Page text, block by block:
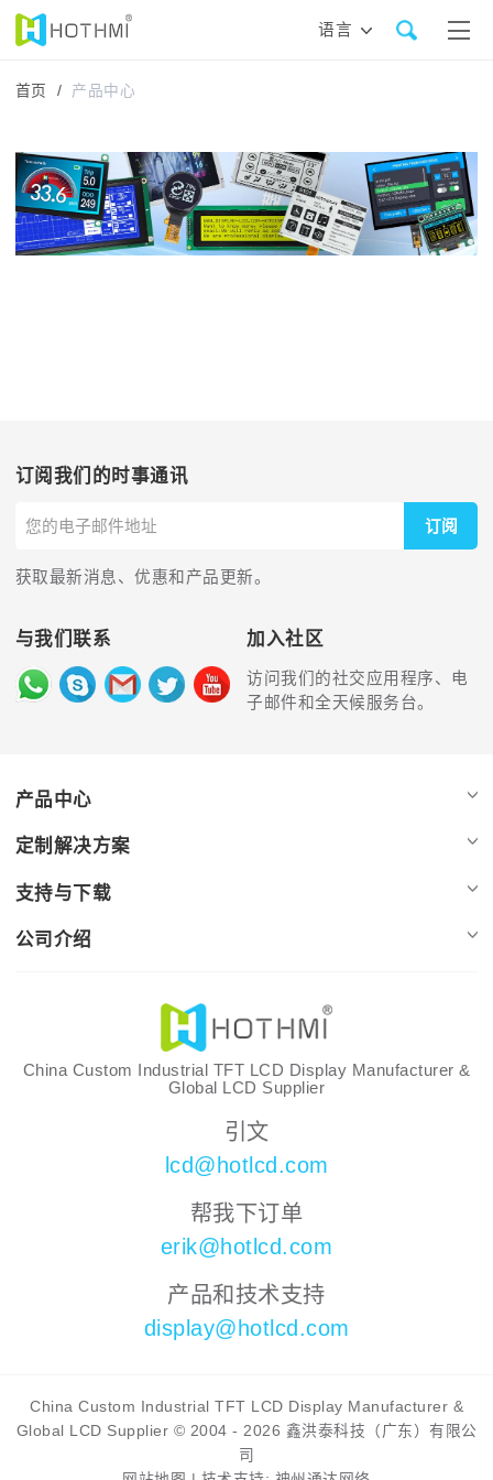
语言
首页 / 产品中心
订阅我们的时事通讯
订阅
获取最新消息、优惠和产品更新。
与我们联系 加入社区
访问我们的社交应用程序、电
子邮件和全天候服务台。
产品中心
定制解决方案
支持与下载
公司介绍
China Custom Industrial TFT LCD Display Manufacturer &
Global LCD Supplier
引文
lcd@hotlcd.com
帮我下订单
erik@hotlcd.com
产品和技术支持
display@hotlcd.com
China Custom Industrial TFT LCD Display Manufacturer &
Global LCD Supplier © 2004 - 2026 鑫洪泰科技（广东）有限公
司